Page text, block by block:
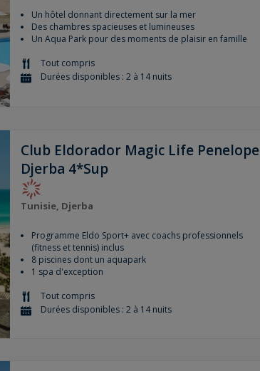
Un hôtel donnant directement sur la mer
Des chambres spacieuses et lumineuses
Un Aqua Park pour des moments de plaisir en famille
Tout compris
Durées disponibles : 2 à 14 nuits
Club Eldorador Magic Life Penelope
Djerba 4*Sup
Tunisie, Djerba
Programme Eldo Sport+ avec coachs professionnels
(fitness et tennis) inclus
8 piscines dont un aquapark
1 spa d'exception
Tout compris
Durées disponibles : 2 à 14 nuits